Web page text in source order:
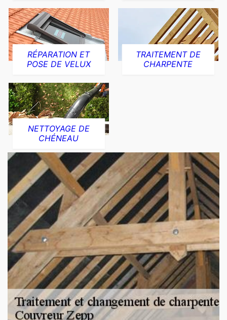
RÉPARATION ET
POSE DE VELUX
TRAITEMENT DE
CHARPENTE
NETTOYAGE DE
CHÉNEAU